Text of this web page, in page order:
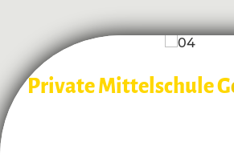
Private Mittelschule G